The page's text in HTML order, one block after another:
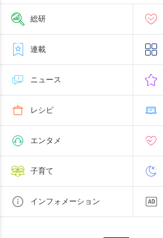
総研
連載
ニュース
レシピ
エンタメ
子育て
インフォメーション